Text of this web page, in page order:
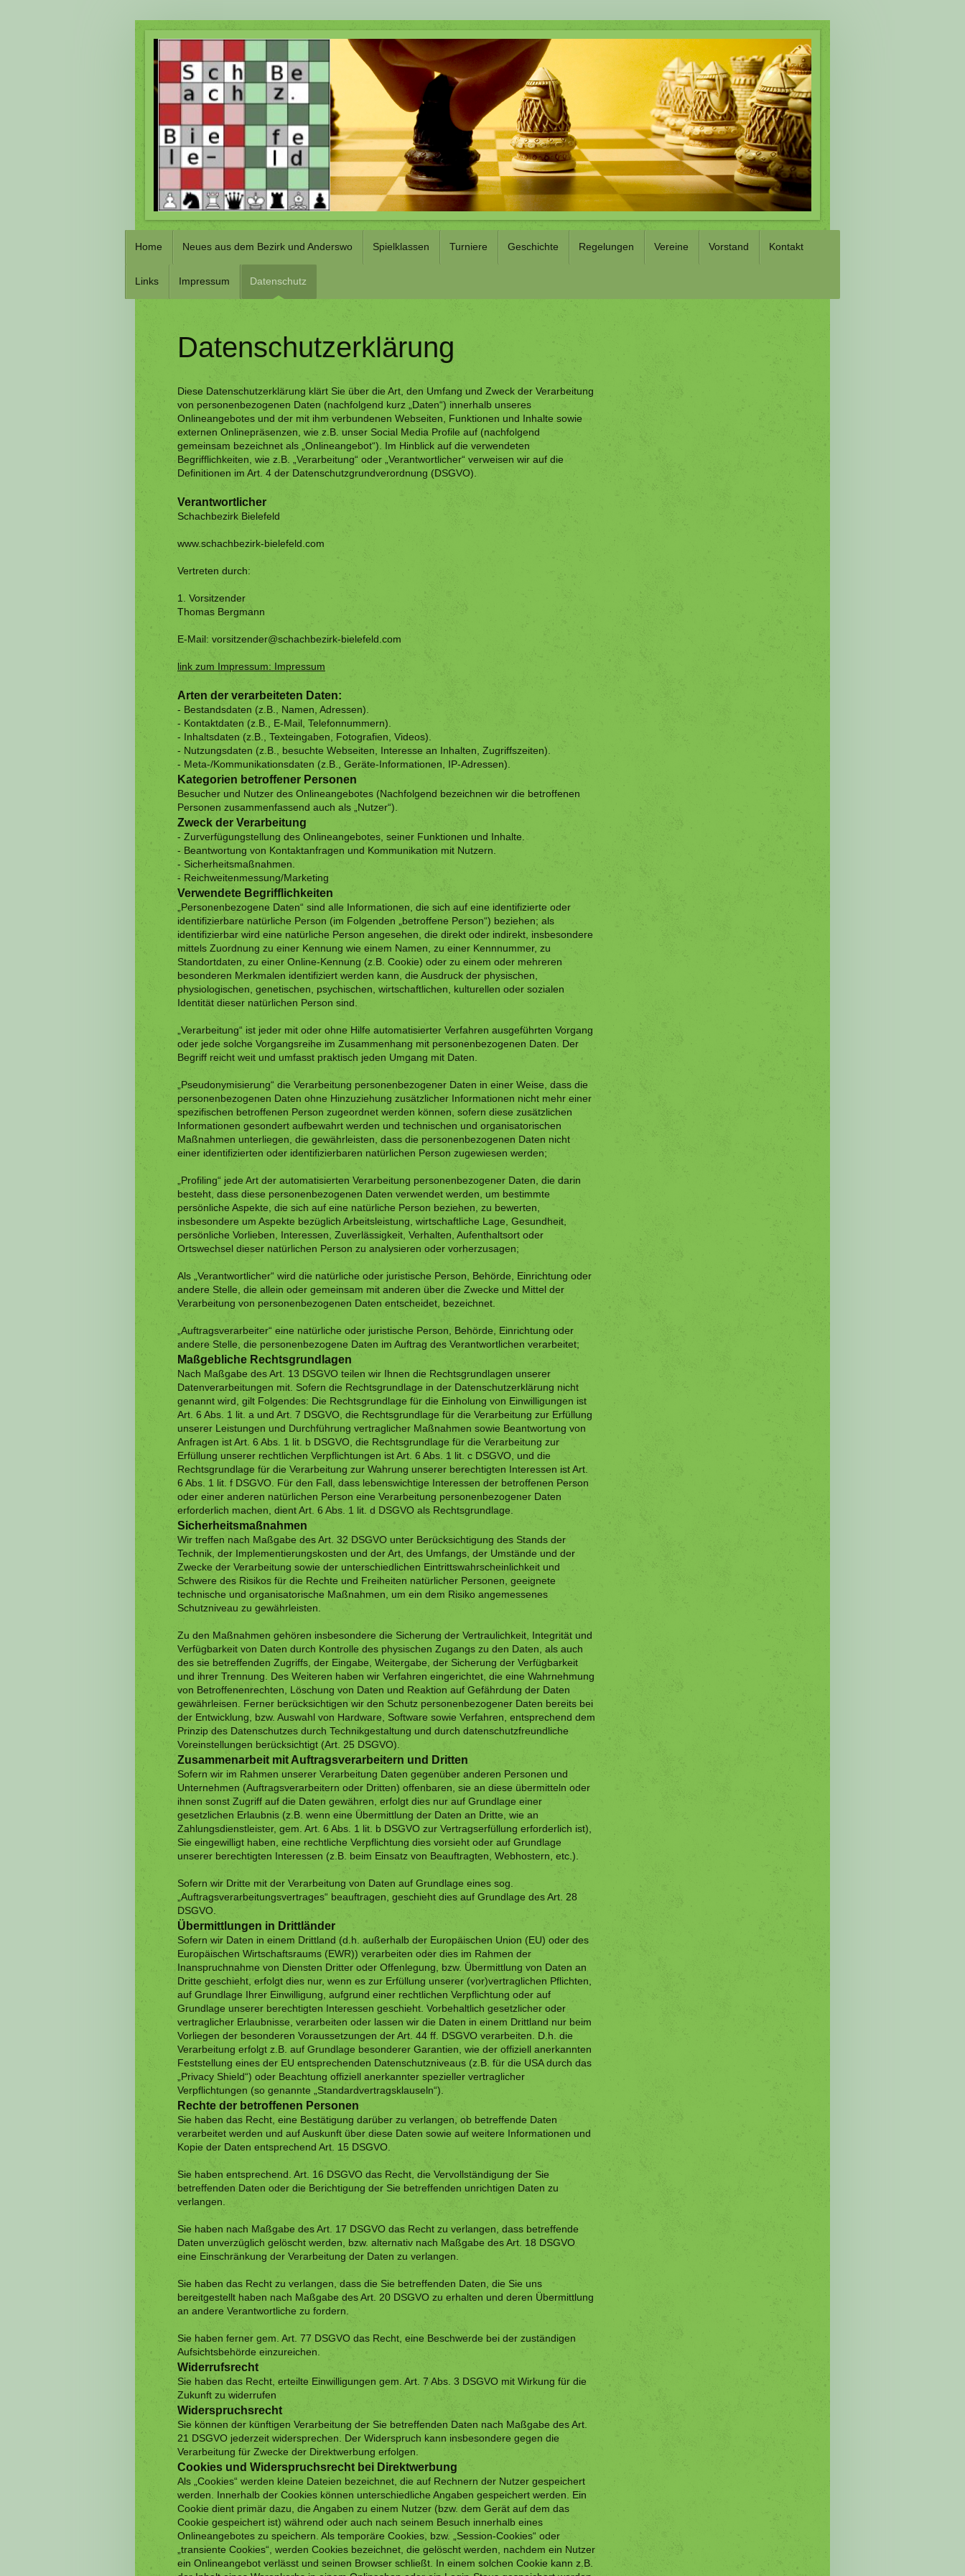
Home Neues aus dem Bezirk und Anderswo Spielklassen Turniere Geschichte Regelungen Vereine Vorstand Kontakt
Links Impressum Datenschutz
Datenschutzerklärung
Diese Datenschutzerklärung klärt Sie über die Art, den Umfang und Zweck der Verarbeitung
von personenbezogenen Daten (nachfolgend kurz „Daten“) innerhalb unseres
Onlineangebotes und der mit ihm verbundenen Webseiten, Funktionen und Inhalte sowie
externen Onlinepräsenzen, wie z.B. unser Social Media Profile auf (nachfolgend
gemeinsam bezeichnet als „Onlineangebot“). Im Hinblick auf die verwendeten
Begrifflichkeiten, wie z.B. „Verarbeitung“ oder „Verantwortlicher“ verweisen wir auf die
Definitionen im Art. 4 der Datenschutzgrundverordnung (DSGVO).
Verantwortlicher
Schachbezirk Bielefeld
www.schachbezirk-bielefeld.com
Vertreten durch:
1. Vorsitzender
Thomas Bergmann
E-Mail: vorsitzender@schachbezirk-bielefeld.com
link zum Impressum: Impressum
Arten der verarbeiteten Daten:
- Bestandsdaten (z.B., Namen, Adressen).
- Kontaktdaten (z.B., E-Mail, Telefonnummern).
- Inhaltsdaten (z.B., Texteingaben, Fotografien, Videos).
- Nutzungsdaten (z.B., besuchte Webseiten, Interesse an Inhalten, Zugriffszeiten).
- Meta-/Kommunikationsdaten (z.B., Geräte-Informationen, IP-Adressen).
Kategorien betroffener Personen
Besucher und Nutzer des Onlineangebotes (Nachfolgend bezeichnen wir die betroffenen
Personen zusammenfassend auch als „Nutzer“).
Zweck der Verarbeitung
- Zurverfügungstellung des Onlineangebotes, seiner Funktionen und Inhalte.
- Beantwortung von Kontaktanfragen und Kommunikation mit Nutzern.
- Sicherheitsmaßnahmen.
- Reichweitenmessung/Marketing
Verwendete Begrifflichkeiten
„Personenbezogene Daten“ sind alle Informationen, die sich auf eine identifizierte oder
identifizierbare natürliche Person (im Folgenden „betroffene Person“) beziehen; als
identifizierbar wird eine natürliche Person angesehen, die direkt oder indirekt, insbesondere
mittels Zuordnung zu einer Kennung wie einem Namen, zu einer Kennnummer, zu
Standortdaten, zu einer Online-Kennung (z.B. Cookie) oder zu einem oder mehreren
besonderen Merkmalen identifiziert werden kann, die Ausdruck der physischen,
physiologischen, genetischen, psychischen, wirtschaftlichen, kulturellen oder sozialen
Identität dieser natürlichen Person sind.
„Verarbeitung“ ist jeder mit oder ohne Hilfe automatisierter Verfahren ausgeführten Vorgang
oder jede solche Vorgangsreihe im Zusammenhang mit personenbezogenen Daten. Der
Begriff reicht weit und umfasst praktisch jeden Umgang mit Daten.
„Pseudonymisierung“ die Verarbeitung personenbezogener Daten in einer Weise, dass die
personenbezogenen Daten ohne Hinzuziehung zusätzlicher Informationen nicht mehr einer
spezifischen betroffenen Person zugeordnet werden können, sofern diese zusätzlichen
Informationen gesondert aufbewahrt werden und technischen und organisatorischen
Maßnahmen unterliegen, die gewährleisten, dass die personenbezogenen Daten nicht
einer identifizierten oder identifizierbaren natürlichen Person zugewiesen werden;
„Profiling“ jede Art der automatisierten Verarbeitung personenbezogener Daten, die darin
besteht, dass diese personenbezogenen Daten verwendet werden, um bestimmte
persönliche Aspekte, die sich auf eine natürliche Person beziehen, zu bewerten,
insbesondere um Aspekte bezüglich Arbeitsleistung, wirtschaftliche Lage, Gesundheit,
persönliche Vorlieben, Interessen, Zuverlässigkeit, Verhalten, Aufenthaltsort oder
Ortswechsel dieser natürlichen Person zu analysieren oder vorherzusagen;
Als „Verantwortlicher“ wird die natürliche oder juristische Person, Behörde, Einrichtung oder
andere Stelle, die allein oder gemeinsam mit anderen über die Zwecke und Mittel der
Verarbeitung von personenbezogenen Daten entscheidet, bezeichnet.
„Auftragsverarbeiter“ eine natürliche oder juristische Person, Behörde, Einrichtung oder
andere Stelle, die personenbezogene Daten im Auftrag des Verantwortlichen verarbeitet;
Maßgebliche Rechtsgrundlagen
Nach Maßgabe des Art. 13 DSGVO teilen wir Ihnen die Rechtsgrundlagen unserer
Datenverarbeitungen mit. Sofern die Rechtsgrundlage in der Datenschutzerklärung nicht
genannt wird, gilt Folgendes: Die Rechtsgrundlage für die Einholung von Einwilligungen ist
Art. 6 Abs. 1 lit. a und Art. 7 DSGVO, die Rechtsgrundlage für die Verarbeitung zur Erfüllung
unserer Leistungen und Durchführung vertraglicher Maßnahmen sowie Beantwortung von
Anfragen ist Art. 6 Abs. 1 lit. b DSGVO, die Rechtsgrundlage für die Verarbeitung zur
Erfüllung unserer rechtlichen Verpflichtungen ist Art. 6 Abs. 1 lit. c DSGVO, und die
Rechtsgrundlage für die Verarbeitung zur Wahrung unserer berechtigten Interessen ist Art.
6 Abs. 1 lit. f DSGVO. Für den Fall, dass lebenswichtige Interessen der betroffenen Person
oder einer anderen natürlichen Person eine Verarbeitung personenbezogener Daten
erforderlich machen, dient Art. 6 Abs. 1 lit. d DSGVO als Rechtsgrundlage.
Sicherheitsmaßnahmen
Wir treffen nach Maßgabe des Art. 32 DSGVO unter Berücksichtigung des Stands der
Technik, der Implementierungskosten und der Art, des Umfangs, der Umstände und der
Zwecke der Verarbeitung sowie der unterschiedlichen Eintrittswahrscheinlichkeit und
Schwere des Risikos für die Rechte und Freiheiten natürlicher Personen, geeignete
technische und organisatorische Maßnahmen, um ein dem Risiko angemessenes
Schutzniveau zu gewährleisten.
Zu den Maßnahmen gehören insbesondere die Sicherung der Vertraulichkeit, Integrität und
Verfügbarkeit von Daten durch Kontrolle des physischen Zugangs zu den Daten, als auch
des sie betreffenden Zugriffs, der Eingabe, Weitergabe, der Sicherung der Verfügbarkeit
und ihrer Trennung. Des Weiteren haben wir Verfahren eingerichtet, die eine Wahrnehmung
von Betroffenenrechten, Löschung von Daten und Reaktion auf Gefährdung der Daten
gewährleisen. Ferner berücksichtigen wir den Schutz personenbezogener Daten bereits bei
der Entwicklung, bzw. Auswahl von Hardware, Software sowie Verfahren, entsprechend dem
Prinzip des Datenschutzes durch Technikgestaltung und durch datenschutzfreundliche
Voreinstellungen berücksichtigt (Art. 25 DSGVO).
Zusammenarbeit mit Auftragsverarbeitern und Dritten
Sofern wir im Rahmen unserer Verarbeitung Daten gegenüber anderen Personen und
Unternehmen (Auftragsverarbeitern oder Dritten) offenbaren, sie an diese übermitteln oder
ihnen sonst Zugriff auf die Daten gewähren, erfolgt dies nur auf Grundlage einer
gesetzlichen Erlaubnis (z.B. wenn eine Übermittlung der Daten an Dritte, wie an
Zahlungsdienstleister, gem. Art. 6 Abs. 1 lit. b DSGVO zur Vertragserfüllung erforderlich ist),
Sie eingewilligt haben, eine rechtliche Verpflichtung dies vorsieht oder auf Grundlage
unserer berechtigten Interessen (z.B. beim Einsatz von Beauftragten, Webhostern, etc.).
Sofern wir Dritte mit der Verarbeitung von Daten auf Grundlage eines sog.
„Auftragsverarbeitungsvertrages“ beauftragen, geschieht dies auf Grundlage des Art. 28
DSGVO.
Übermittlungen in Drittländer
Sofern wir Daten in einem Drittland (d.h. außerhalb der Europäischen Union (EU) oder des
Europäischen Wirtschaftsraums (EWR)) verarbeiten oder dies im Rahmen der
Inanspruchnahme von Diensten Dritter oder Offenlegung, bzw. Übermittlung von Daten an
Dritte geschieht, erfolgt dies nur, wenn es zur Erfüllung unserer (vor)vertraglichen Pflichten,
auf Grundlage Ihrer Einwilligung, aufgrund einer rechtlichen Verpflichtung oder auf
Grundlage unserer berechtigten Interessen geschieht. Vorbehaltlich gesetzlicher oder
vertraglicher Erlaubnisse, verarbeiten oder lassen wir die Daten in einem Drittland nur beim
Vorliegen der besonderen Voraussetzungen der Art. 44 ff. DSGVO verarbeiten. D.h. die
Verarbeitung erfolgt z.B. auf Grundlage besonderer Garantien, wie der offiziell anerkannten
Feststellung eines der EU entsprechenden Datenschutzniveaus (z.B. für die USA durch das
„Privacy Shield“) oder Beachtung offiziell anerkannter spezieller vertraglicher
Verpflichtungen (so genannte „Standardvertragsklauseln“).
Rechte der betroffenen Personen
Sie haben das Recht, eine Bestätigung darüber zu verlangen, ob betreffende Daten
verarbeitet werden und auf Auskunft über diese Daten sowie auf weitere Informationen und
Kopie der Daten entsprechend Art. 15 DSGVO.
Sie haben entsprechend. Art. 16 DSGVO das Recht, die Vervollständigung der Sie
betreffenden Daten oder die Berichtigung der Sie betreffenden unrichtigen Daten zu
verlangen.
Sie haben nach Maßgabe des Art. 17 DSGVO das Recht zu verlangen, dass betreffende
Daten unverzüglich gelöscht werden, bzw. alternativ nach Maßgabe des Art. 18 DSGVO
eine Einschränkung der Verarbeitung der Daten zu verlangen.
Sie haben das Recht zu verlangen, dass die Sie betreffenden Daten, die Sie uns
bereitgestellt haben nach Maßgabe des Art. 20 DSGVO zu erhalten und deren Übermittlung
an andere Verantwortliche zu fordern.
Sie haben ferner gem. Art. 77 DSGVO das Recht, eine Beschwerde bei der zuständigen
Aufsichtsbehörde einzureichen.
Widerrufsrecht
Sie haben das Recht, erteilte Einwilligungen gem. Art. 7 Abs. 3 DSGVO mit Wirkung für die
Zukunft zu widerrufen
Widerspruchsrecht
Sie können der künftigen Verarbeitung der Sie betreffenden Daten nach Maßgabe des Art.
21 DSGVO jederzeit widersprechen. Der Widerspruch kann insbesondere gegen die
Verarbeitung für Zwecke der Direktwerbung erfolgen.
Cookies und Widerspruchsrecht bei Direktwerbung
Als „Cookies“ werden kleine Dateien bezeichnet, die auf Rechnern der Nutzer gespeichert
werden. Innerhalb der Cookies können unterschiedliche Angaben gespeichert werden. Ein
Cookie dient primär dazu, die Angaben zu einem Nutzer (bzw. dem Gerät auf dem das
Cookie gespeichert ist) während oder auch nach seinem Besuch innerhalb eines
Onlineangebotes zu speichern. Als temporäre Cookies, bzw. „Session-Cookies“ oder
„transiente Cookies“, werden Cookies bezeichnet, die gelöscht werden, nachdem ein Nutzer
ein Onlineangebot verlässt und seinen Browser schließt. In einem solchen Cookie kann z.B.